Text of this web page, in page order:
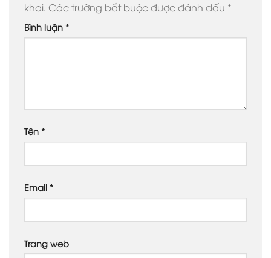
khai. Các trường bắt buộc được đánh dấu *
Bình luận *
Tên *
Email *
Trang web